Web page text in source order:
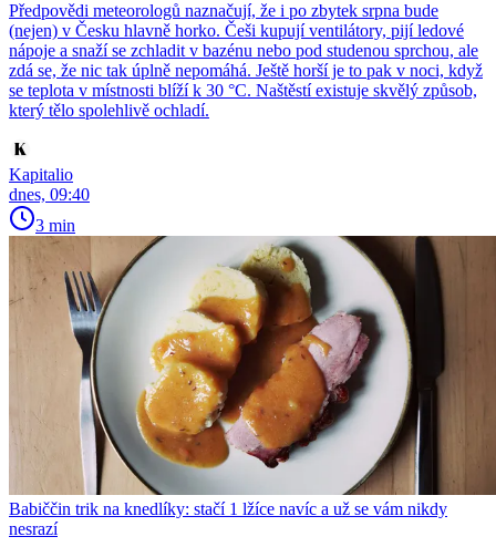
Předpovědi meteorologů naznačují, že i po zbytek srpna bude
(nejen) v Česku hlavně horko. Češi kupují ventilátory, pijí ledové
nápoje a snaží se zchladit v bazénu nebo pod studenou sprchou, ale
zdá se, že nic tak úplně nepomáhá. Ještě horší je to pak v noci, když
se teplota v místnosti blíží k 30 °C. Naštěstí existuje skvělý způsob,
který tělo spolehlivě ochladí.
Kapitalio
dnes, 09:40
3 min
Babiččin trik na knedlíky: stačí 1 lžíce navíc a už se vám nikdy
nesrazí